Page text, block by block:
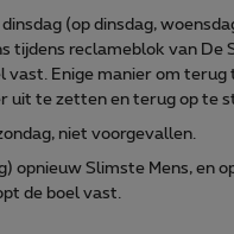
(op dinsdag,
tijdens reclameblok van De
vast. Enige manier om terug
uit te zetten en terug op te
niet voorgevallen.
opnieuw Slimste Mens, en
de boel vast.